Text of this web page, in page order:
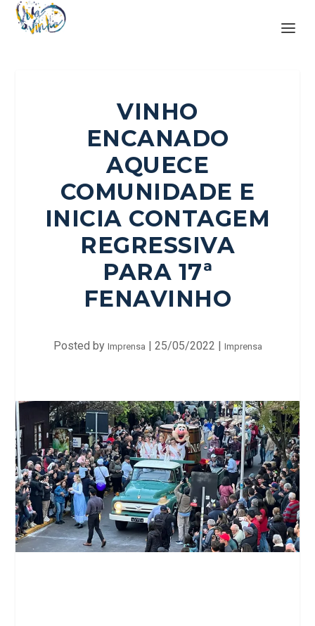
VINHO
ENCANADO
AQUECE
COMUNIDADE E
INICIA CONTAGEM
REGRESSIVA
PARA 17ª
FENAVINHO
Posted by Imprensa | 25/05/2022 | Imprensa